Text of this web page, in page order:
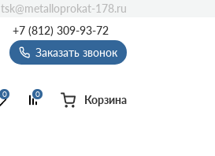
+7 (812) 309-93-72
Заказать звонок
0 0 Корзина
tsk@metalloprokat-178.ru